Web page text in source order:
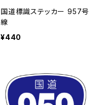
国道標識ステッカー 957号
線
¥440